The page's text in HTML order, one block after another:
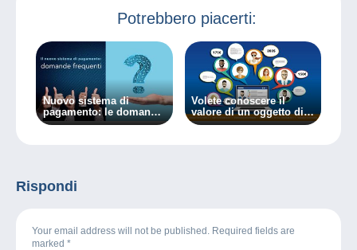
Potrebbero piacerti:
Nuovo sistema di
pagamento: le domande
più frequenti.
Volete conoscere il
valore di un oggetto di
collezionismo? La
Rispondi
Your email address will not be published. Required fields are
marked *